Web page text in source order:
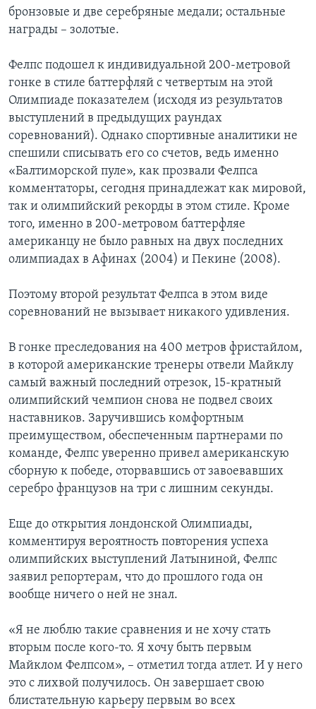
бронзовые и две серебряные медали; остальные
награды – золотые.
Фелпс подошел к индивидуальной 200-метровой
гонке в стиле баттерфляй с четвертым на этой
Олимпиаде показателем (исходя из результатов
выступлений в предыдущих раундах
соревнований). Однако спортивные аналитики не
спешили списывать его со счетов, ведь именно
«Балтиморской пуле», как прозвали Фелпса
комментаторы, сегодня принадлежат как мировой,
так и олимпийский рекорды в этом стиле. Кроме
того, именно в 200-метровом баттерфляе
американцу не было равных на двух последних
олимпиадах в Афинах (2004) и Пекине (2008).
Поэтому второй результат Фелпса в этом виде
соревнований не вызывает никакого удивления.
В гонке преследования на 400 метров фристайлом,
в которой американские тренеры отвели Майклу
самый важный последний отрезок, 15-кратный
олимпийский чемпион снова не подвел своих
наставников. Заручившись комфортным
преимуществом, обеспеченным партнерами по
команде, Фелпс уверенно привел американскую
сборную к победе, оторвавшись от завоевавших
серебро французов на три с лишним секунды.
Еще до открытия лондонской Олимпиады,
комментируя вероятность повторения успеха
олимпийских выступлений Латыниной, Фелпс
заявил репортерам, что до прошлого года он
вообще ничего о ней не знал.
«Я не люблю такие сравнения и не хочу стать
вторым после кого-то. Я хочу быть первым
Майклом Фелпсом», – отметил тогда атлет. И у него
это с лихвой получилось. Он завершает свою
блистательную карьеру первым во всех